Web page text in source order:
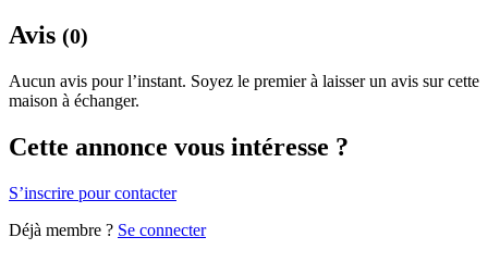
Avis (0)
Aucun avis pour l’instant. Soyez le premier à laisser un avis sur cette
maison à échanger.
Cette annonce vous intéresse ?
S’inscrire pour contacter
Déjà membre ? Se connecter